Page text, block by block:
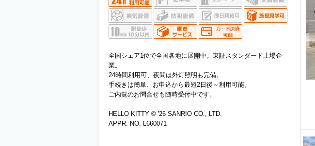
全国シェア1位で全国各地に展開中。東証スタンダード上場企
業。
24時間利用可、夜間は外灯照明も完備。
手続きは簡単、お申込から最短2日後～利用可能。
ご内覧のお問合せも随時受付中です。
HELLO KITTY © '26 SANRIO CO., LTD.
APPR. NO. L660071